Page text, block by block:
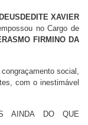
DEUSDEDITE XAVIER
no Cargo de
FIRMINO DA
social,
com o inestimável
AINDA DO QUE